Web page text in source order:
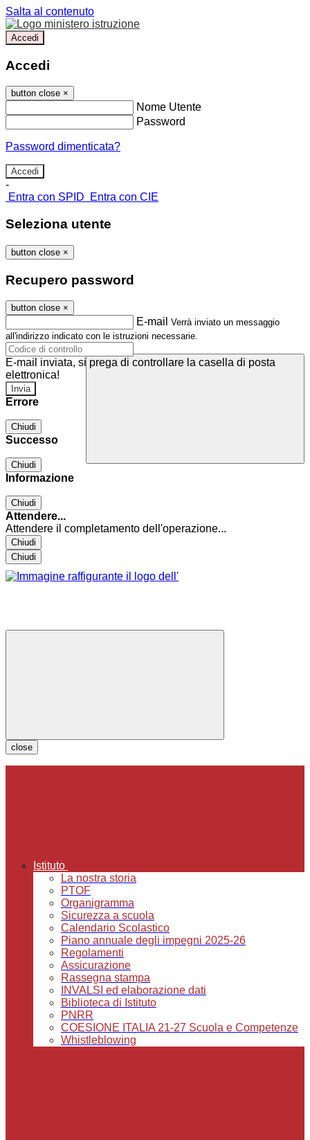
Salta al contenuto
Accedi
Accedi
button close ×
Nome Utente
Password
Password dimenticata?
-
Entra con SPID
Entra con CIE
Seleziona utente
button close ×
Recupero password
button close ×
E-mail Verrà inviato un messaggio
all'indirizzo indicato con le istruzioni necessarie.
E-mail inviata, si prega di controllare la casella di posta
elettronica!
Errore
Chiudi
Successo
Chiudi
Informazione
Chiudi
Attendere...
Attendere il completamento dell'operazione...
Chiudi
Chiudi
close
Istituto
La nostra storia
PTOF
Organigramma
Sicurezza a scuola
Calendario Scolastico
Piano annuale degli impegni 2025-26
Regolamenti
Assicurazione
Rassegna stampa
INVALSI ed elaborazione dati
Biblioteca di Istituto
PNRR
COESIONE ITALIA 21-27 Scuola e Competenze
Whistleblowing